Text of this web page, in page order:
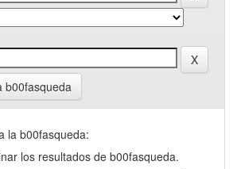
b00fasqueda
la b00fasqueda:
los resultados de b00fasqueda.